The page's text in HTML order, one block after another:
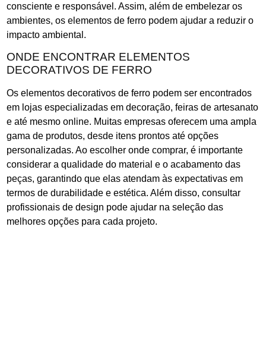
consciente e responsável. Assim, além de embelezar os
ambientes, os elementos de ferro podem ajudar a reduzir o
impacto ambiental.
ONDE ENCONTRAR ELEMENTOS
DECORATIVOS DE FERRO
Os elementos decorativos de ferro podem ser encontrados
em lojas especializadas em decoração, feiras de artesanato
e até mesmo online. Muitas empresas oferecem uma ampla
gama de produtos, desde itens prontos até opções
personalizadas. Ao escolher onde comprar, é importante
considerar a qualidade do material e o acabamento das
peças, garantindo que elas atendam às expectativas em
termos de durabilidade e estética. Além disso, consultar
profissionais de design pode ajudar na seleção das
melhores opções para cada projeto.